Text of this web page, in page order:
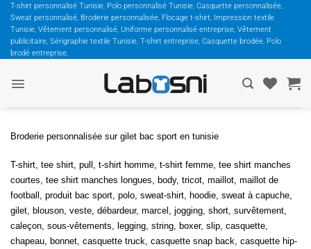
Passer
contenu
T-shirt personnalisé Tunisie, Polo personnalisé Tunisie, Casquette personnalisée,
Sweat personnalisé, Broderie personnalisée, Flocage t-shirt, Impression textile
Tunisie, Vêtement personnalisé, Uniforme personnalisé entreprise, Vêtement
publicitaire, Sérigraphie textile Tunisie, T-shirt entreprise, Casquette brodée, Polo
brodé entreprise,
Broderie personnalisée sur gilet bac sport en tunisie
T-shirt, tee shirt, pull, t-shirt homme, t-shirt femme, tee shirt manches
courtes, tee shirt manches longues, body, tricot, maillot, maillot de
football, produit bac sport, polo, sweat-shirt, hoodie, sweat à capuche,
gilet, blouson, veste, débardeur, marcel, jogging, short, survêtement,
caleçon, sous-vêtements, legging, string, boxer, slip, casquette,
chapeau, bonnet, casquette truck, casquette snap back, casquette hip-